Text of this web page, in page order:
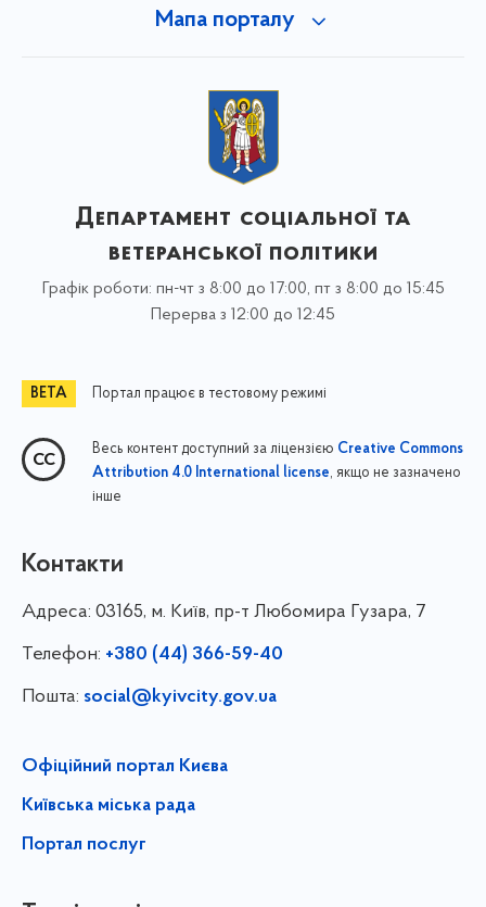
Мапа порталу
Департамент соціальної та
ветеранської політики
Графік роботи: пн-чт з 8:00 до 17:00, пт з 8:00 до 15:45
Перерва з 12:00 до 12:45
Портал працює в тестовому режимі
Весь контент доступний за ліцензією Creative Commons
Attribution 4.0 International license, якщо не зазначено
інше
Контакти
Адреса: 03165, м. Київ, пр-т Любомира Гузара, 7
Телефон: +380 (44) 366-59-40
Пошта: social@kyivcity.gov.ua
Офіційний портал Києва
Київська міська рада
Портал послуг